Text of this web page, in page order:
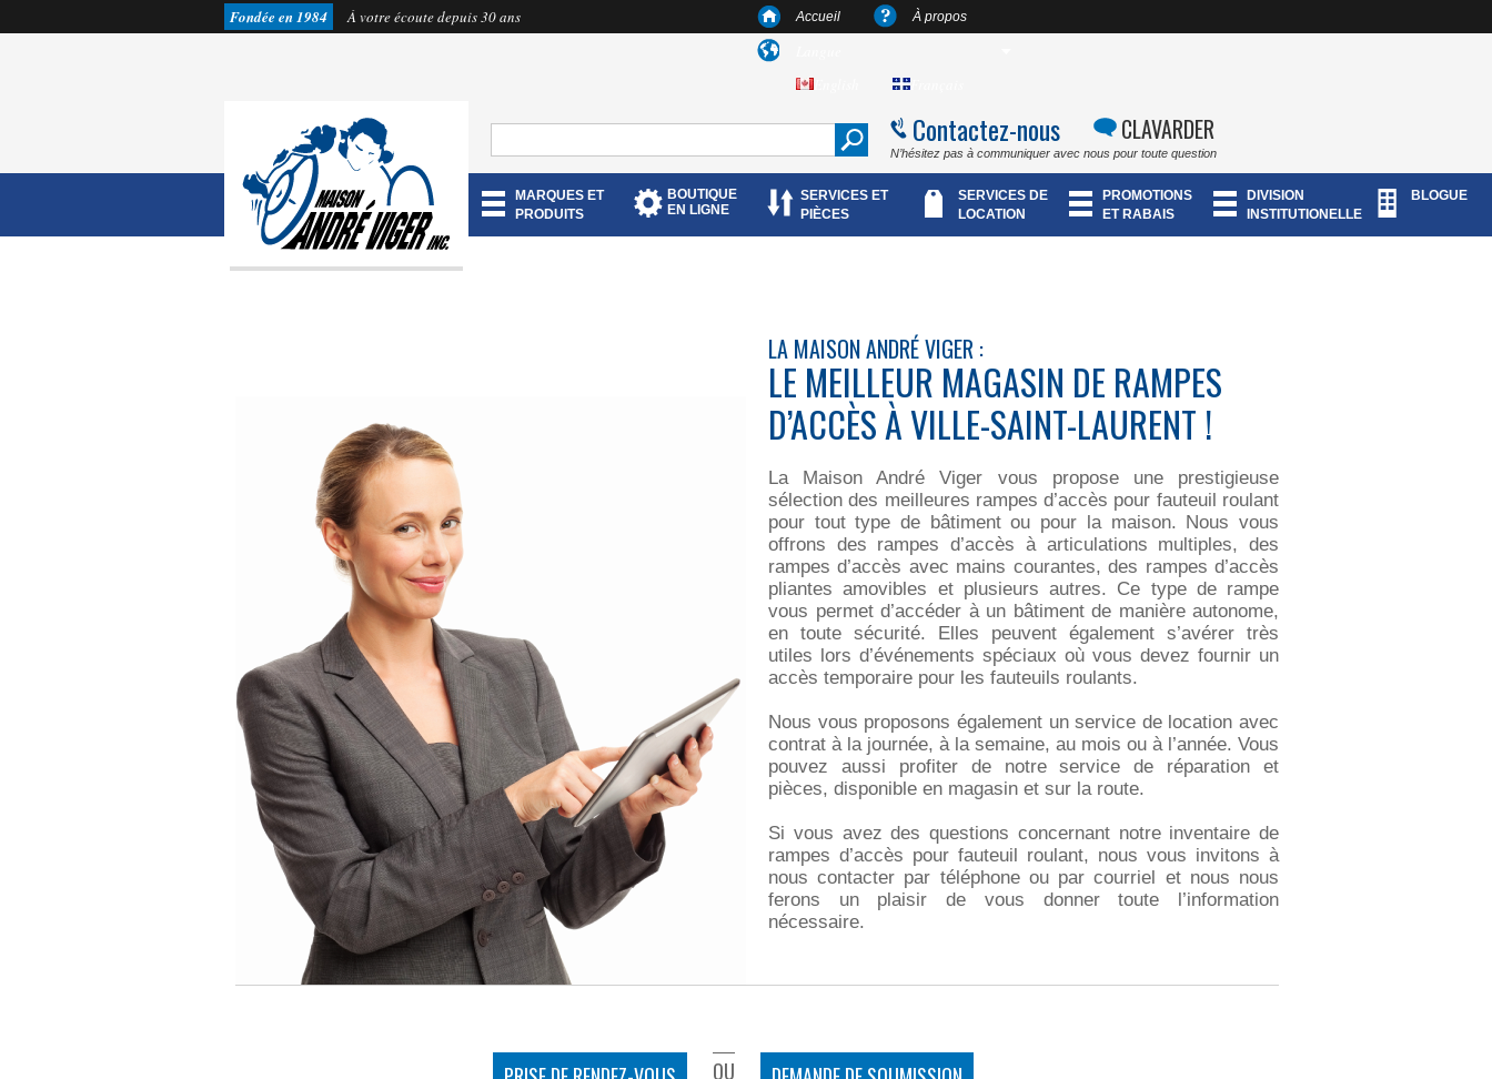
Fondée en 1984 À votre écoute depuis 30 ans Accueil À propos
Contactez-nous CLAVARDER
N’hésitez pas à communiquer avec nous pour toute question
MARQUES ET
PRODUITS
BOUTIQUE
EN LIGNE
SERVICES ET
PIÈCES
SERVICES DE
LOCATION
PROMOTIONS
ET RABAIS
DIVISION
INSTITUTIONELLE
BLOGUE
LA MAISON ANDRÉ VIGER :
LE MEILLEUR MAGASIN DE RAMPES
D’ACCÈS À VILLE-SAINT-LAURENT !
La Maison André Viger vous propose une prestigieuse
sélection des meilleures rampes d’accès pour fauteuil roulant
pour tout type de bâtiment ou pour la maison. Nous vous
offrons des rampes d’accès à articulations multiples, des
rampes d’accès avec mains courantes, des rampes d’accès
pliantes amovibles et plusieurs autres. Ce type de rampe
vous permet d’accéder à un bâtiment de manière autonome,
en toute sécurité. Elles peuvent également s’avérer très
utiles lors d’événements spéciaux où vous devez fournir un
accès temporaire pour les fauteuils roulants.
Nous vous proposons également un service de location avec
contrat à la journée, à la semaine, au mois ou à l’année. Vous
pouvez aussi profiter de notre service de réparation et
pièces, disponible en magasin et sur la route.
Si vous avez des questions concernant notre inventaire de
rampes d’accès pour fauteuil roulant, nous vous invitons à
nous contacter par téléphone ou par courriel et nous nous
ferons un plaisir de vous donner toute l’information
nécessaire.
OU